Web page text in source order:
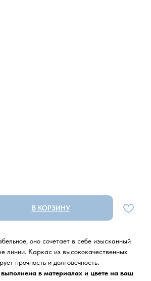
В КОРЗИНУ
оно сочетает в себе изысканный
линии. Каркас из высококачественных
прочность и долговечность.
в материалах и цвете на ваш